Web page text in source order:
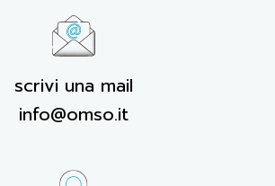
scrivi una mail
info@omso.it